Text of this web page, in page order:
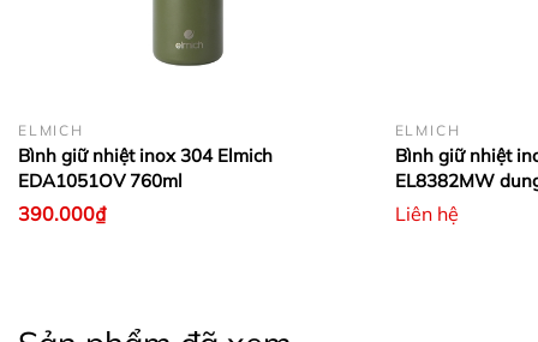
ELMICH
Bình giữ nhiệt inox 304 Elmich
EDA1051OV 760ml
390.000₫
ELMICH
Bình giữ nhiệt
EL8382MW
Liên hệ